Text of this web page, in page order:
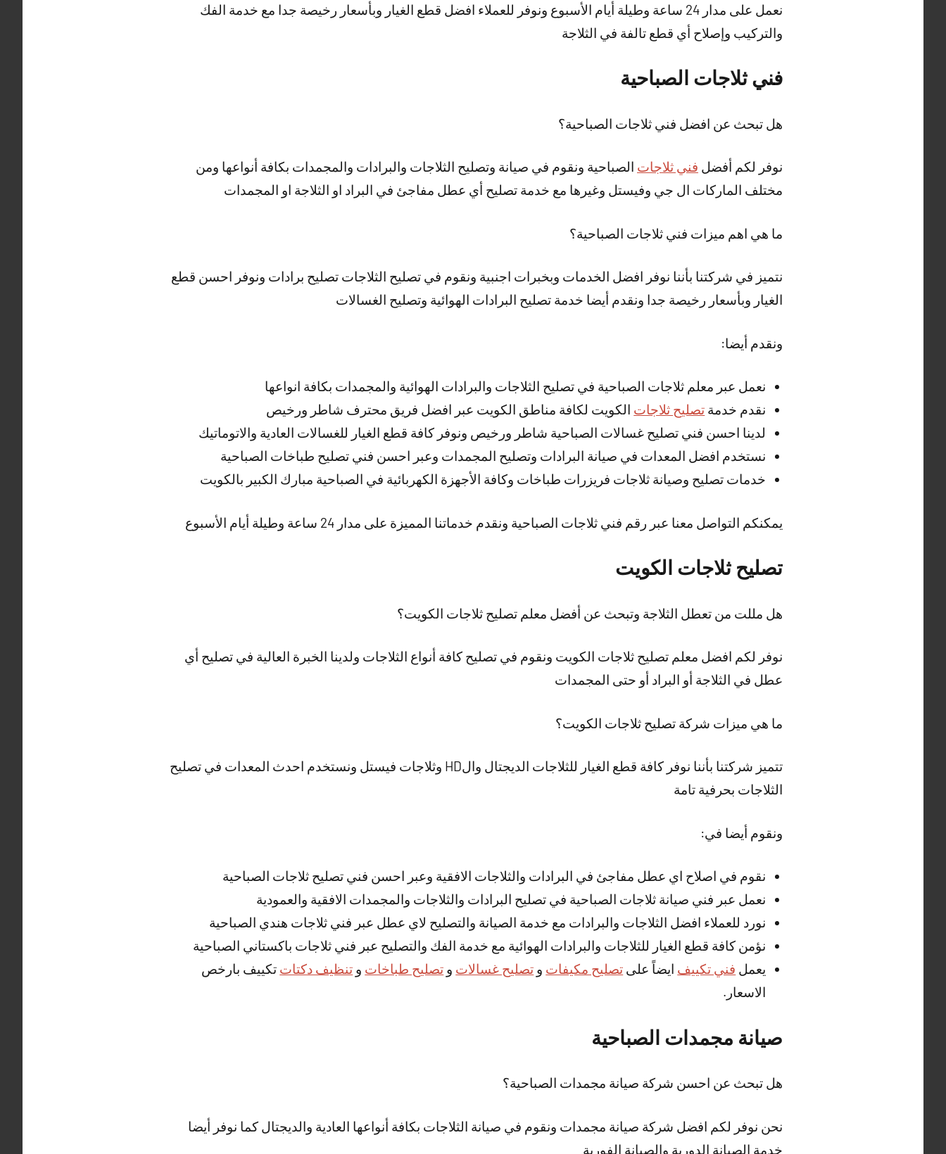
نعمل على مدار 24 ساعة وطيلة أيام الأسبوع ونوفر للعملاء افضل قطع الغيار وبأسعار رخيصة جدا مع خدمة الفك
والتركيب وإصلاح أي قطع تالفة في الثلاجة
فني ثلاجات الصباحية
هل تبحث عن افضل فني ثلاجات الصباحية؟
نوفر لكم أفضل فني ثلاجات الصباحية ونقوم في صيانة وتصليح الثلاجات والبرادات والمجمدات بكافة أنواعها ومن
مختلف الماركات ال جي وفيستل وغيرها مع خدمة تصليح أي عطل مفاجئ في البراد او الثلاجة او المجمدات
ما هي اهم ميزات فني ثلاجات الصباحية؟
نتميز في شركتنا بأننا نوفر افضل الخدمات وبخبرات اجنبية ونقوم في تصليح الثلاجات تصليح برادات ونوفر احسن قطع
الغيار وبأسعار رخيصة جدا ونقدم أيضا خدمة تصليح البرادات الهوائية وتصليح الغسالات
ونقدم أيضا:
نعمل عبر معلم ثلاجات الصباحية في تصليح الثلاجات والبرادات الهوائية والمجمدات بكافة انواعها
نقدم خدمة تصليح ثلاجات الكويت لكافة مناطق الكويت عبر افضل فريق محترف شاطر ورخيص
لدينا احسن فني تصليح غسالات الصباحية شاطر ورخيص ونوفر كافة قطع الغيار للغسالات العادية والاتوماتيك
نستخدم افضل المعدات في صيانة البرادات وتصليح المجمدات وعبر احسن فني تصليح طباخات الصباحية
خدمات تصليح وصيانة ثلاجات فريزرات طباخات وكافة الأجهزة الكهربائية في الصباحية مبارك الكبير بالكويت
يمكنكم التواصل معنا عبر رقم فني ثلاجات الصباحية ونقدم خدماتنا المميزة على مدار 24 ساعة وطيلة أيام الأسبوع
تصليح ثلاجات الكويت
هل مللت من تعطل الثلاجة وتبحث عن أفضل معلم تصليح ثلاجات الكويت؟
نوفر لكم افضل معلم تصليح ثلاجات الكويت ونقوم في تصليح كافة أنواع الثلاجات ولدينا الخبرة العالية في تصليح أي
عطل في الثلاجة أو البراد أو حتى المجمدات
ما هي ميزات شركة تصليح ثلاجات الكويت؟
تتميز شركتنا بأننا نوفر كافة قطع الغيار للثلاجات الديجتال والHD وثلاجات فيستل ونستخدم احدث المعدات في تصليح
الثلاجات بحرفية تامة
ونقوم أيضا في:
نقوم في اصلاح اي عطل مفاجئ في البرادات والثلاجات الافقية وعبر احسن فني تصليح ثلاجات الصباحية
نعمل عبر فني صيانة ثلاجات الصباحية في تصليح البرادات والثلاجات والمجمدات الافقية والعمودية
نورد للعملاء افضل الثلاجات والبرادات مع خدمة الصيانة والتصليح لاي عطل عبر فني ثلاجات هندي الصباحية
نؤمن كافة قطع الغيار للثلاجات والبرادات الهوائية مع خدمة الفك والتصليح عبر فني ثلاجات باكستاني الصباحية
يعمل فني تكييف ايضاً على تصليح مكيفات و تصليح غسالات و تصليح طباخات و تنظيف دكتات تكييف بارخص
الاسعار.
صيانة مجمدات الصباحية
هل تبحث عن احسن شركة صيانة مجمدات الصباحية؟
نحن نوفر لكم افضل شركة صيانة مجمدات ونقوم في صيانة الثلاجات بكافة أنواعها العادية والديجتال كما نوفر أيضا
خدمة الصيانة الدورية والصيانة الفورية